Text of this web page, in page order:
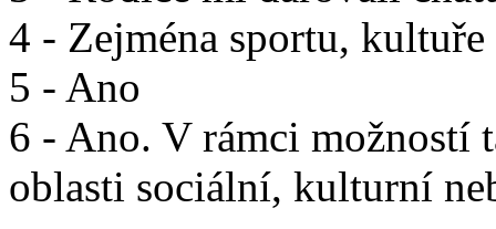
4 - Zejména sportu, kultuře
5 - Ano
6 - Ano. V rámci možností
oblasti sociální, kulturní